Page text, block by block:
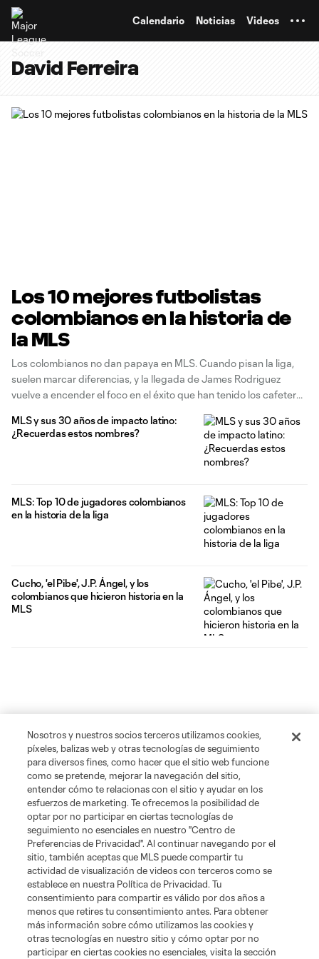
Calendario Noticias Videos
David Ferreira
Los 10 mejores futbolistas
colombianos en la historia de
la MLS
Los colombianos no dan papaya en MLS. Cuando pisan la liga,
suelen marcar diferencias, y la llegada de James Rodriguez
vuelve a encender el foco en el éxito que han tenido los cafeteros
expresión más reciente, como Cucho Hernández, estos son los
mejores
MLS y sus 30 años de impacto latino:
¿Recuerdas estos nombres?
MLS: Top 10 de jugadores colombianos
en la historia de la liga
Cucho, 'el Pibe', J.P. Ángel, y los
colombianos que hicieron historia en la
MLS
Nosotros y nuestros socios terceros utilizamos cookies,
píxeles, balizas web y otras tecnologías de seguimiento
para diversos fines, como hacer que el sitio web funcione
como se pretende, mejorar la navegación del sitio,
entender cómo te relacionas con el sitio y ayudar en los
esfuerzos de marketing. Te ofrecemos la posibilidad de
optar por no participar en ciertas tecnologías de
seguimiento no esenciales en nuestro "Centro de
Preferencias de Privacidad". Al continuar navegando por el
sitio, también aceptas que MLS puede compartir tu
actividad de visualización de videos con terceros como se
establece en nuestra Política de Privacidad. Tu
consentimiento para compartir es válido por dos años a
menos que retires tu consentimiento antes. Para obtener
más información sobre cómo utilizamos las cookies y
otras tecnologías en nuestro sitio y cómo optar por no
participar en ciertas cookies no esenciales, visita la sección